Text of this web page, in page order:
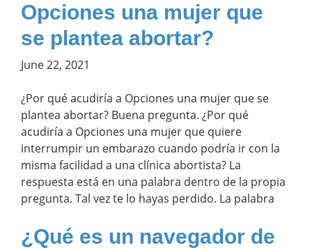
Opciones una mujer que
se plantea abortar?
June 22, 2021
¿Por qué acudiría a Opciones una mujer que se
plantea abortar? Buena pregunta. ¿Por qué
acudiría a Opciones una mujer que quiere
interrumpir un embarazo cuando podría ir con la
misma facilidad a una clínica abortista? La
respuesta está en una palabra dentro de la propia
pregunta. Tal vez te lo hayas perdido. La palabra
¿Qué es un navegador de